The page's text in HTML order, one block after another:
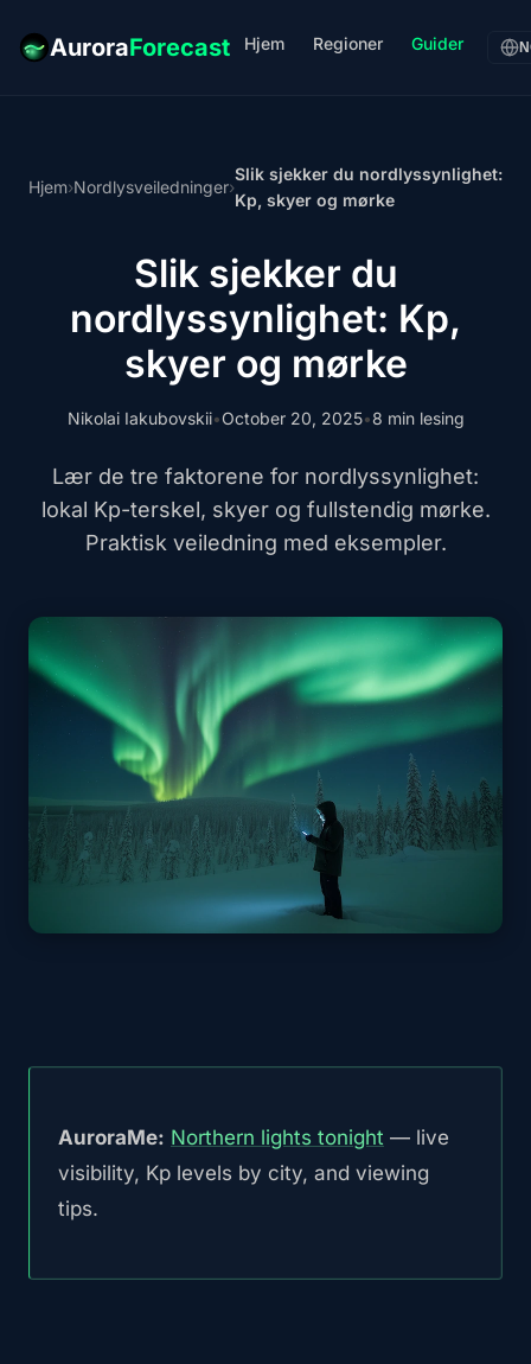
AuroraForecast Hjem Regioner Guider
Hjem›Nordlysveiledninger›
Slik sjekker du nordlyssynlighet:
Kp, skyer og mørke
Slik sjekker du
nordlyssynlighet: Kp,
skyer og mørke
Nikolai Iakubovskii•October 20, 2025•8 min lesing
Lær de tre faktorene for nordlyssynlighet:
lokal Kp-terskel, skyer og fullstendig mørke.
Praktisk veiledning med eksempler.
AuroraMe: Northern lights tonight — live
visibility, Kp levels by city, and viewing
tips.